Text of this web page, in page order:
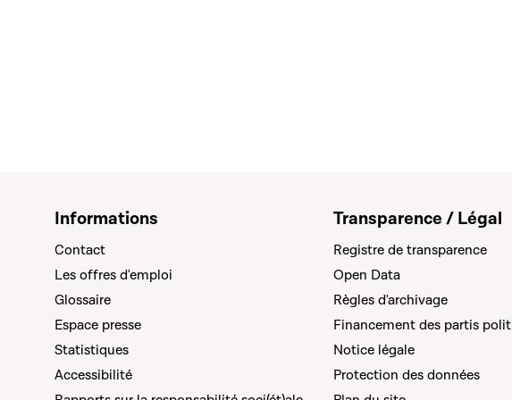
Informations
Contact
Les offres d'emploi
Glossaire
Espace presse
Statistiques
Accessibilité
Transparence / Légal
Registre de transparence
Open Data
Règles d'archivage
Financement des partis
Notice légale
Protection des données